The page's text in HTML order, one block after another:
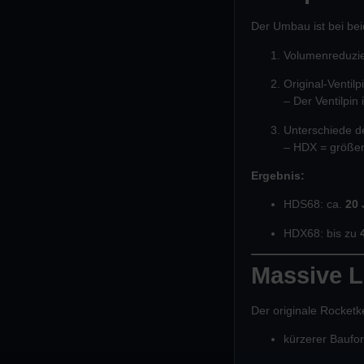
Der Umbau ist bei
Original-
– Der Ventilpin
Unterschiede
– HDX =
Ergebnis:
HDS68: ca. 20
HDX68: bis zu
Massive
Der originale
kürzerer